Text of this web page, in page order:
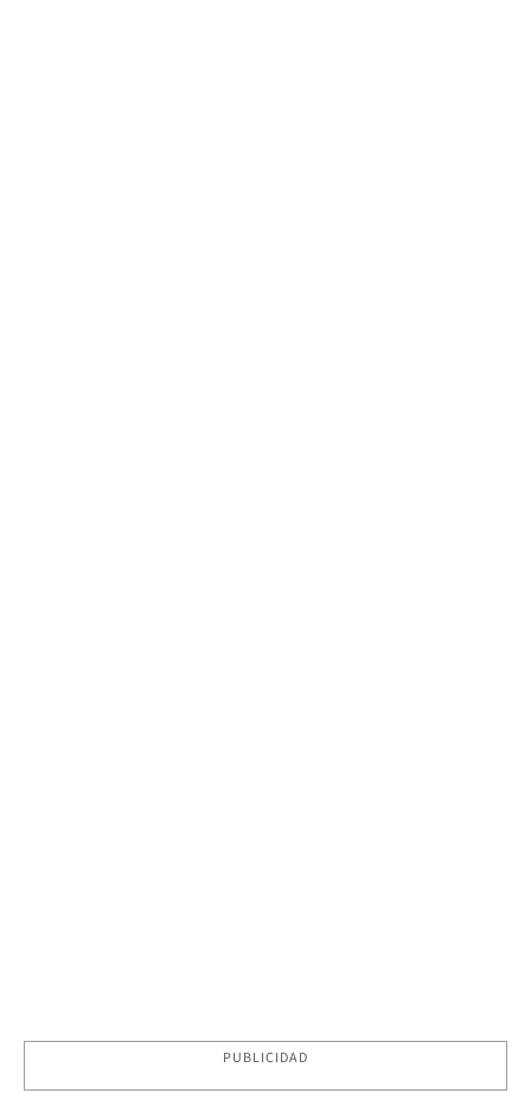
PUBLICIDAD